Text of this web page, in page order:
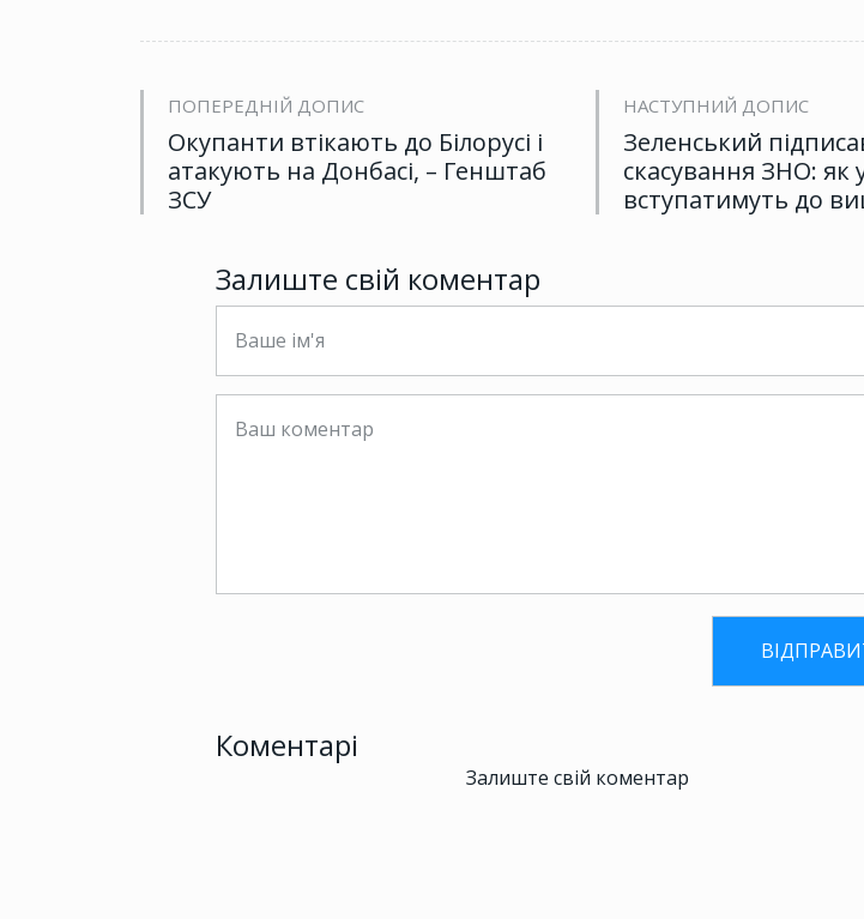
ПОПЕРЕДНІЙ ДОПИС
Окупанти втікають до Білорусі і
атакують на Донбасі, – Генштаб
ЗСУ
НАСТУПНИЙ ДОПИС
Зеленський
скасування ЗНО: як
вступатимуть до
Залиште свій коментар
Коментарі
Залиште свій коментар